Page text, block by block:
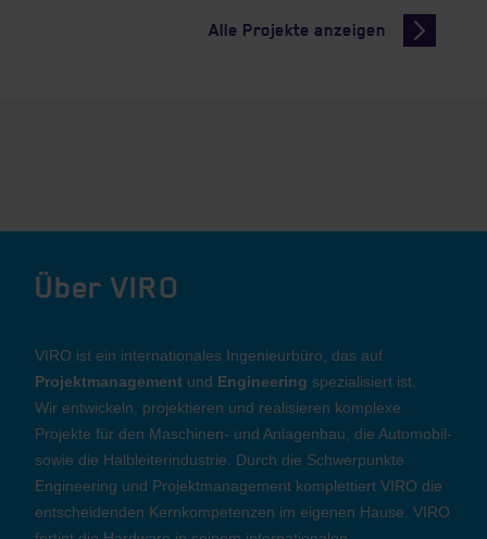
Alle Projekte anzeigen
Über VIRO
VIRO ist ein internationales Ingenieurbüro, das auf
Projektmanagement und Engineering spezialisiert ist.
Wir entwickeln, projektieren und realisieren komplexe
Projekte für den Maschinen- und Anlagenbau, die Automobil-
sowie die Halbleiterindustrie. Durch die Schwerpunkte
Engineering und Projektmanagement komplettiert VIRO die
entscheidenden Kernkompetenzen im eigenen Hause. VIRO